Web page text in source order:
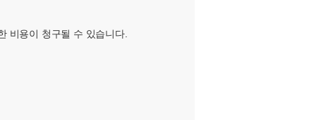
비용이 청구될 수 있습니다.